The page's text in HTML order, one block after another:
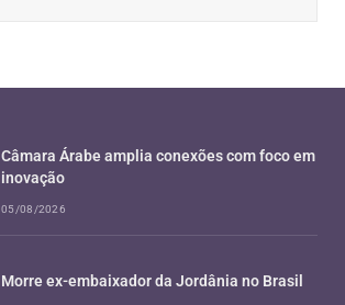
Câmara Árabe amplia conexões com foco em
inovação
05/08/2026
Morre ex-embaixador da Jordânia no Brasil